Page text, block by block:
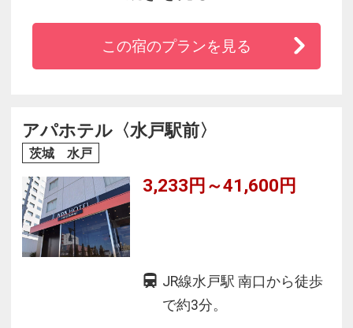
アンデッキ直結。徒歩2分。
春は偕楽園の梅、夏は大洗、阿字ヶ浦の海水
浴、秋は筑波、袋田の紅葉、冬はひなびた奥久
全客室でWi-Fiが無料接続OK。全客室洗浄便座付
トイレで快適です。
この宿のプランを見る
アパホテル〈水戸駅前〉
茨城 水戸
3,233円～41,600円
JR線水戸駅 南口から徒歩
で約3分。